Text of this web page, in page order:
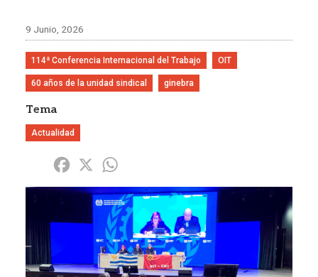
9 Junio, 2026
114ª Conferencia Internacional del Trabajo OIT
60 años de la unidad sindical ginebra
Tema
Actualidad
Share Facebook
X
Imagen